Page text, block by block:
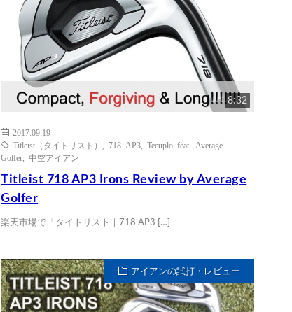
8:32
2017.09.19
Titleist（タイトリスト）
,718 AP3 ,Teeuplo feat. Average
Golfer ,中空アイアン
Titleist 718 AP3 Irons Review by Average
Golfer
楽天市場で「タイトリスト｜718 AP3 […]
アイアンの試打・レビュー